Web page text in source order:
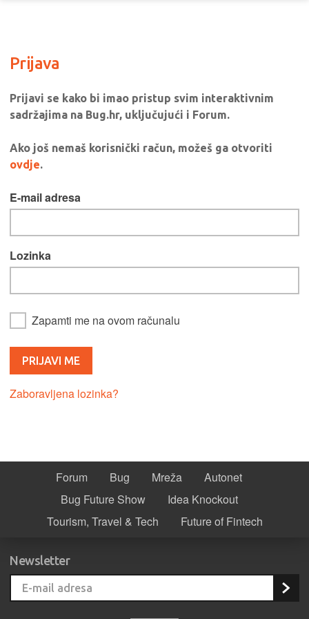
Prijava
Prijavi se kako bi imao pristup svim interaktivnim
sadržajima na Bug.hr, uključujući i Forum.
Ako još nemaš korisnički račun, možeš ga otvoriti
ovdje.
E-mail adresa
Lozinka
Zapamti me na ovom računalu
Zaboravljena lozinka?
Forum Bug Mreža
Autonet
Bug Future Show
Idea Knockout
Tourism, Travel & Tech
Future of Fintech
Newsletter